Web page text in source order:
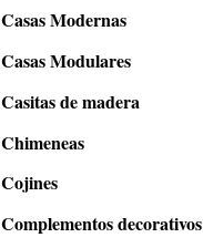
Casas Modernas
Casas Modulares
Casitas de madera
Chimeneas
Cojines
Complementos decorativos